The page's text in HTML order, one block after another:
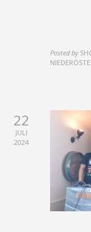
Posted by
22
JULI
2024